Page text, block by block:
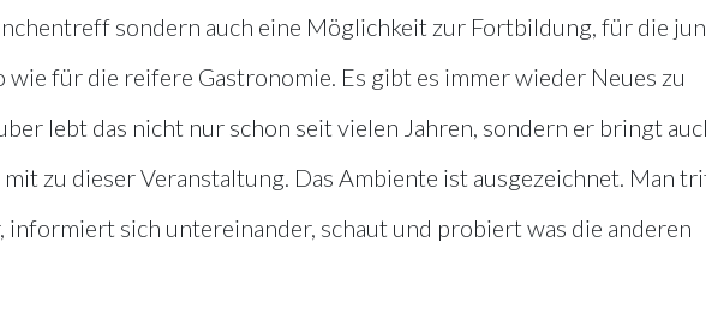
sondern auch eine Möglichkeit zur Fortbildung, für die
wie für die reifere Gastronomie. Es gibt es immer wieder Neues zu
lebt das nicht nur schon seit vielen Jahren, sondern er bringt
zu dieser Veranstaltung. Das Ambiente ist ausgezeichnet. Man
sich untereinander, schaut und probiert was die anderen